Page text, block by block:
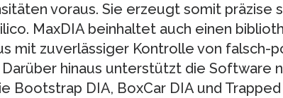
voraus. Sie erzeugt somit präzise
MaxDIA beinhaltet auch einen
mit zuverlässiger Kontrolle von falsch-
hinaus unterstützt die Software
Bootstrap DIA, BoxCar DIA und